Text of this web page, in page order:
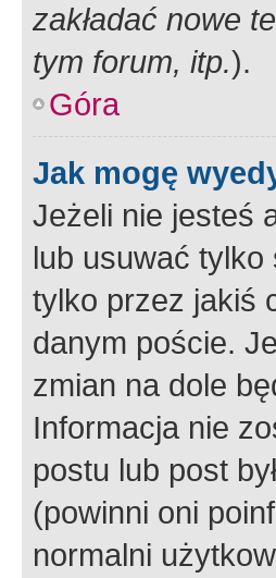
zakładać nowe
tym forum, itp.).
Góra
Jak mogę
Jeżeli nie jesteś
lub usuwać
tylko przez jakiś
danym poście.
zmian na dole
Informacja nie
postu lub post
(powinni oni
normalni